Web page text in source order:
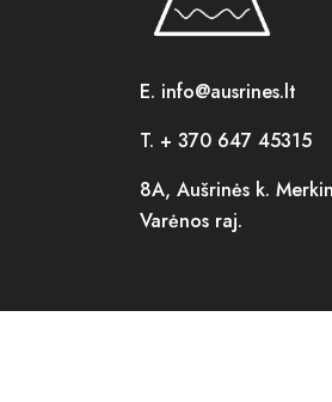
E. info@ausrines.lt
T. + 370 647 45315
8A, Aušrinės k.
Varėnos raj.